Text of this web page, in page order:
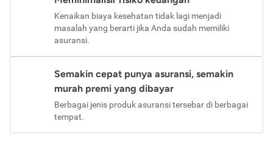
Kenaikan biaya kesehatan tidak lagi menjadi
masalah yang berarti jika Anda sudah memiliki
asuransi.
Semakin cepat punya asuransi, semakin
murah premi yang dibayar
Berbagai jenis produk asuransi tersebar di berbagai
tempat.